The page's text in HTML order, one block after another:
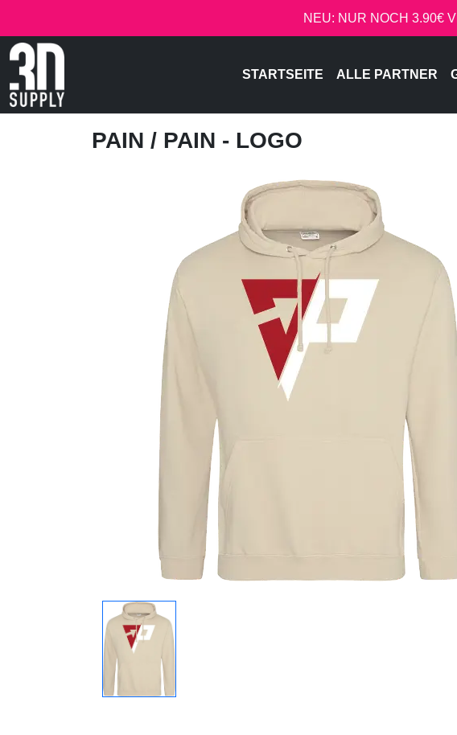
NEU: NUR NOCH 3.90€
STARTSEITE ALLE PARTNER
PAIN / PAIN - LOGO